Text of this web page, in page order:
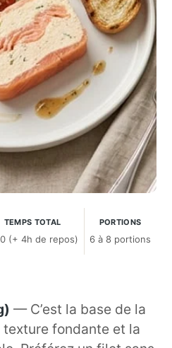
TEMPS TOTAL
(+ 4h de repos)
PORTIONS
6 à 8 portions
— C’est la base de la
fondante et la